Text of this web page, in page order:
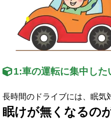
1:車の運転に集中した
長時間のドライブには、眠気
眠けが無くなるの